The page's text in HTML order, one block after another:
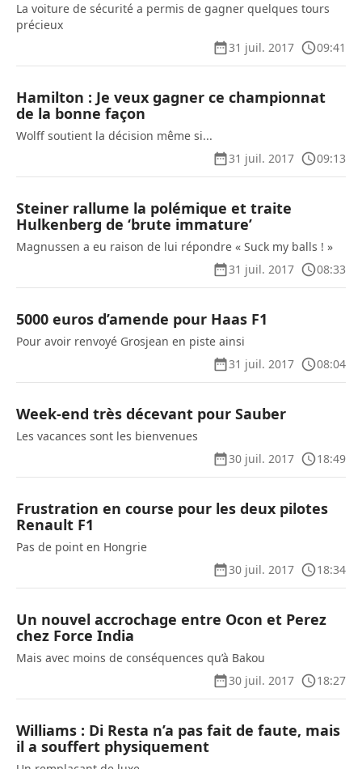
La voiture de sécurité a permis de gagner quelques tours
précieux
31 juil. 2017
09:41
Hamilton : Je veux gagner ce championnat
de la bonne façon
Wolff soutient la décision même si...
31 juil. 2017
09:13
Steiner rallume la polémique et traite
Hulkenberg de ‘brute immature’
Magnussen a eu raison de lui répondre « Suck my balls ! »
31 juil. 2017
08:33
5000 euros d’amende pour Haas F1
Pour avoir renvoyé Grosjean en piste ainsi
31 juil. 2017
08:04
Week-end très décevant pour Sauber
Les vacances sont les bienvenues
30 juil. 2017
18:49
Frustration en course pour les deux pilotes
Renault F1
Pas de point en Hongrie
30 juil. 2017
18:34
Un nouvel accrochage entre Ocon et Perez
chez Force India
Mais avec moins de conséquences qu’à Bakou
30 juil. 2017
18:27
Williams : Di Resta n’a pas fait de faute, mais
il a souffert physiquement